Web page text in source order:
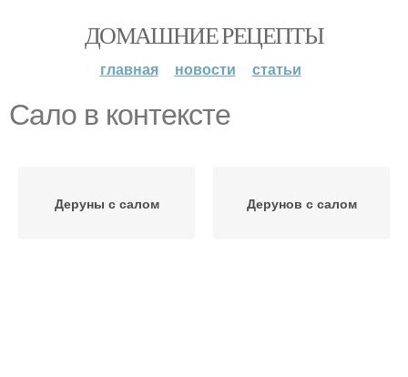
ДОМАШНИЕ РЕЦЕПТЫ
главная новости статьи
Сало в контексте
Деруны с салом Дерунов с салом